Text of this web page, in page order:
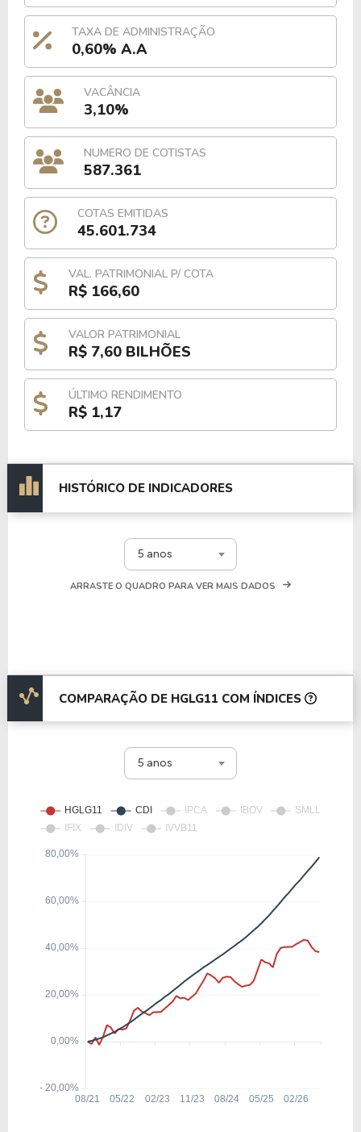
TAXA DE ADMINISTRAÇÃO
0,60% A.A
VACÂNCIA
3,10%
NUMERO DE COTISTAS
587.361
COTAS EMITIDAS
45.601.734
VAL. PATRIMONIAL P/ COTA
R$ 166,60
VALOR PATRIMONIAL
R$ 7,60 BILHÕES
ÚLTIMO RENDIMENTO
R$ 1,17
HISTÓRICO DE INDICADORES
5 anos
ARRASTE O QUADRO PARA VER MAIS DADOS
COMPARAÇÃO DE HGLG11 COM ÍNDICES
5 anos